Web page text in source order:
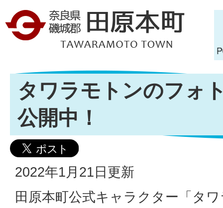
タワラモトンのフォ
公開中！
2022年1月21日更新
田原本町公式キャラクター「タ